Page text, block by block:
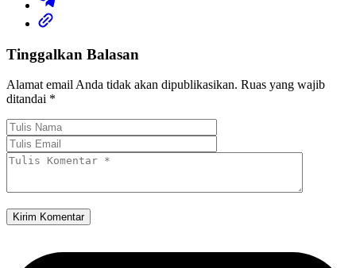
Tinggalkan Balasan
Alamat email Anda tidak akan dipublikasikan. Ruas yang wajib
ditandai *